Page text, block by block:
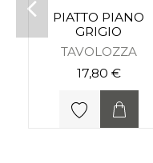
PIATTO PIANO
GRIGIO
TAVOLOZZA
17,80 €